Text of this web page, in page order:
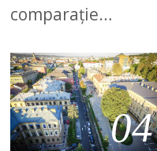
comparație…
04